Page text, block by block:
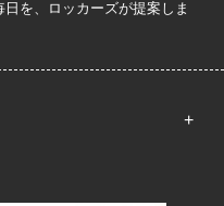
を、ロッカーズが提案しま